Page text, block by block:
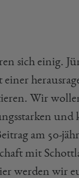
sich einig.
Wir
am 50-
mit
werden wir